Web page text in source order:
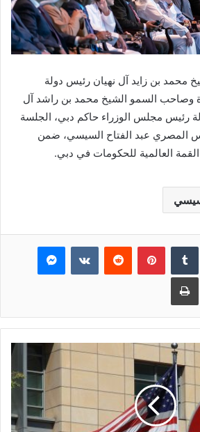
بن زايد آل نهيان رئيس دولة
وصاحب السمو الشيخ محمد بن راشد آل
رئيس مجلس الوزراء حاكم دبي، الجلسة
المصري عبد الفتاح السيسي، ضمن
العالمية للحكومات في دبي.
بينتيريست ماسنجر
عبر البريد طباعة